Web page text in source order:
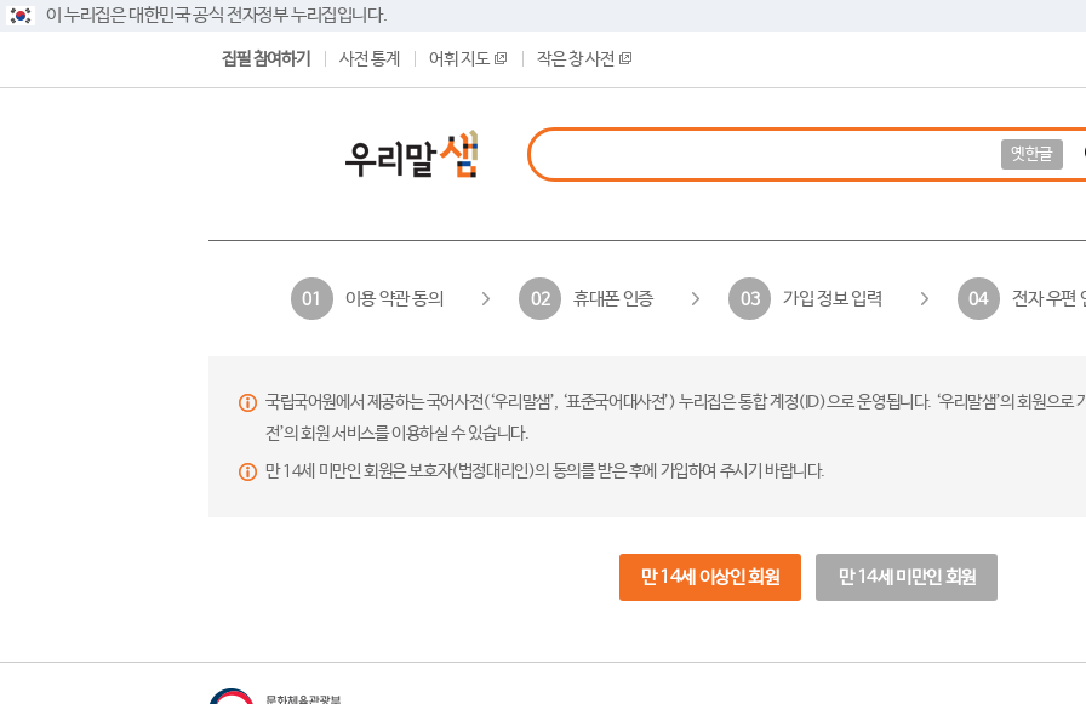
이 누리집은 대한민국 공식 전자정부 누리집입니다.
집필 참여하기 사전 통계 어휘 지도 작은 창 사전
옛한글
01 이용 약관 동의 02 휴대폰 인증 03 가입 정보 입력 04 전자 우편
국립국어원에서 제공하는 국어사전(‘우리말샘’, ‘표준국어대사전’) 누리집은 통합 계정(ID)으로 운영됩니다. ‘우리말샘’의 회원으
전’의 회원 서비스를 이용하실 수 있습니다.
만 14세 미만인 회원은 보호자(법정대리인)의 동의를 받은 후에 가입하여 주시기 바랍니다.
만 14세 이상인 회원 만 14세 미만인 회원